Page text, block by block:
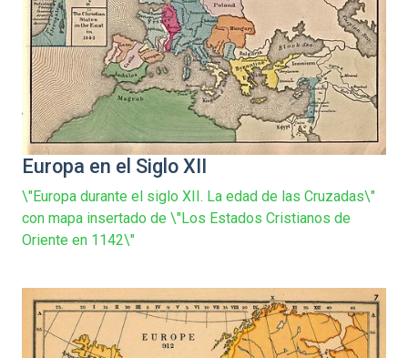
Europa en el Siglo XII
\"Europa durante el siglo XII. La edad de las Cruzadas\"
con mapa insertado de \"Los Estados Cristianos de
Oriente en 1142\"